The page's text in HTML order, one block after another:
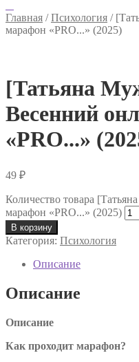
Главная /Психология /
марафон «PRO...» (2025)
[Татьяна
Весенний
«PRO...»
49 ₽
Количество товара
марафон «PRO...» (2025)
В корзину
Категория: Психология
Описание
Описание
Описание
Как проходит марафон?